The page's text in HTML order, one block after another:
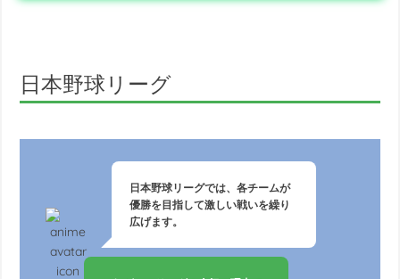
日本野球リーグ
日本野球リーグでは、各チームが
優勝を目指して激しい戦いを繰り
広げます。